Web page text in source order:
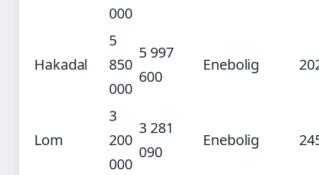
000
Hakadal
5
850
000
5 997
600
Enebolig
Lom
3
200
000
3 281
090
Enebolig